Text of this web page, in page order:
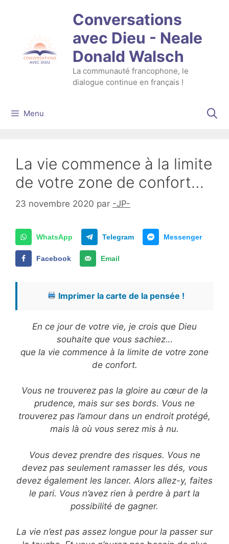
Conversations
avec Dieu - Neale
Donald Walsch
La communauté francophone, le
dialogue continue en français !
Menu
La vie commence à la limite
de votre zone de confort…
23 novembre 2020 par -JP-
WhatsApp Telegram Messenger
Facebook Email
Imprimer la carte de la pensée !
En ce jour de votre vie, je crois que Dieu
souhaite que vous sachiez…
que la vie commence à la limite de votre zone
de confort.
Vous ne trouverez pas la gloire au cœur de la
prudence, mais sur ses bords. Vous ne
trouverez pas l’amour dans un endroit protégé,
mais là où vous serez mis à nu.
Vous devez prendre des risques. Vous ne
devez pas seulement ramasser les dés, vous
devez également les lancer. Alors allez-y, faites
le pari. Vous n’avez rien à perdre à part la
possibilité de gagner.
La vie n’est pas assez longue pour la passer sur